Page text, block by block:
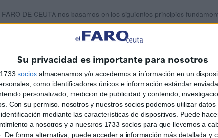
Su privacidad es importante para nosotros
socios almacenamos y/o accedemos a información en un
como identificadores únicos e información estándar
personalizado, medición de publicidad y contenido,
Con su permiso, nosotros y nuestros socios podemos utilizar datos
mediante las características de dispositivos. Puede
a nosotros y a nuestros 1733 socios para que llevemos a
De forma alternativa, puede acceder a información más detallada y
DE CEUTA nos basamos en los siguientes principios
realmente lo necesitemos. No admitimos servicios que le piden
excepto para cumplir con la ley, el desarrollo de nuestros
servidores a menos que sea requerido para la operación en curso
de sus datos personales, por favor póngase en contacto con
de respetar su privacidad con respecto a cualquier información